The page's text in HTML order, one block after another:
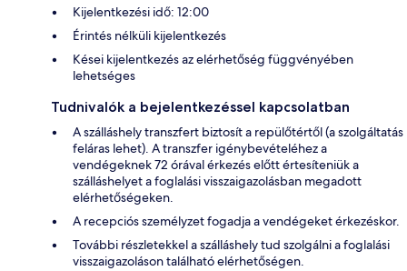
Kijelentkezési idő: 12:00
Érintés nélküli kijelentkezés
Kései kijelentkezés az elérhetőség függvényében
lehetséges
Tudnivalók a bejelentkezéssel kapcsolatban
A szálláshely transzfert biztosít a repülőtértől (a szolgáltatás
feláras lehet). A transzfer igénybevételéhez a
vendégeknek 72 órával érkezés előtt értesíteniük a
szálláshelyet a foglalási visszaigazolásban megadott
elérhetőségeken.
A recepciós személyzet fogadja a vendégeket érkezéskor.
További részletekkel a szálláshely tud szolgálni a foglalási
visszaigazoláson található elérhetőségen.